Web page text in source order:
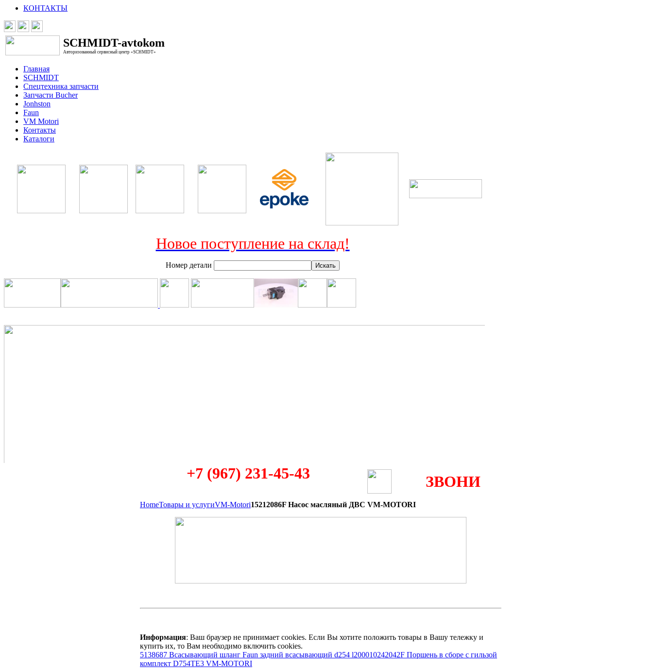
КОНТАКТЫ
SCHMIDT-avtokom
Авторизованный сервисный центр «SCHMIDT»
Главная
SCHMIDT
Спецтехника запчасти
Запчасти Bucher
Jonhston
Faun
VM Motori
Контакты
Каталоги
Новое поступление на склад!
Номер детали
+7 (967) 231-45-43 ЗВОНИ
HomeТовары и услугиVM-Motori15212086F Насос масляный ДВС VM-MOTORI
Информация: Ваш браузер не принимает cookies. Если Вы хотите положить товары в Вашу тележку и
купить их, то Вам необходимо включить cookies.
5138687 Всасывающий шланг Faun задний всасывающий d254 l200010242042F Поршень в сборе с гильзой
комплект D754TE3 VM-MOTORI